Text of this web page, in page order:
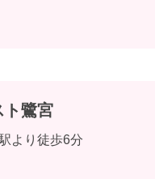
ト鷺宮
より徒歩6分